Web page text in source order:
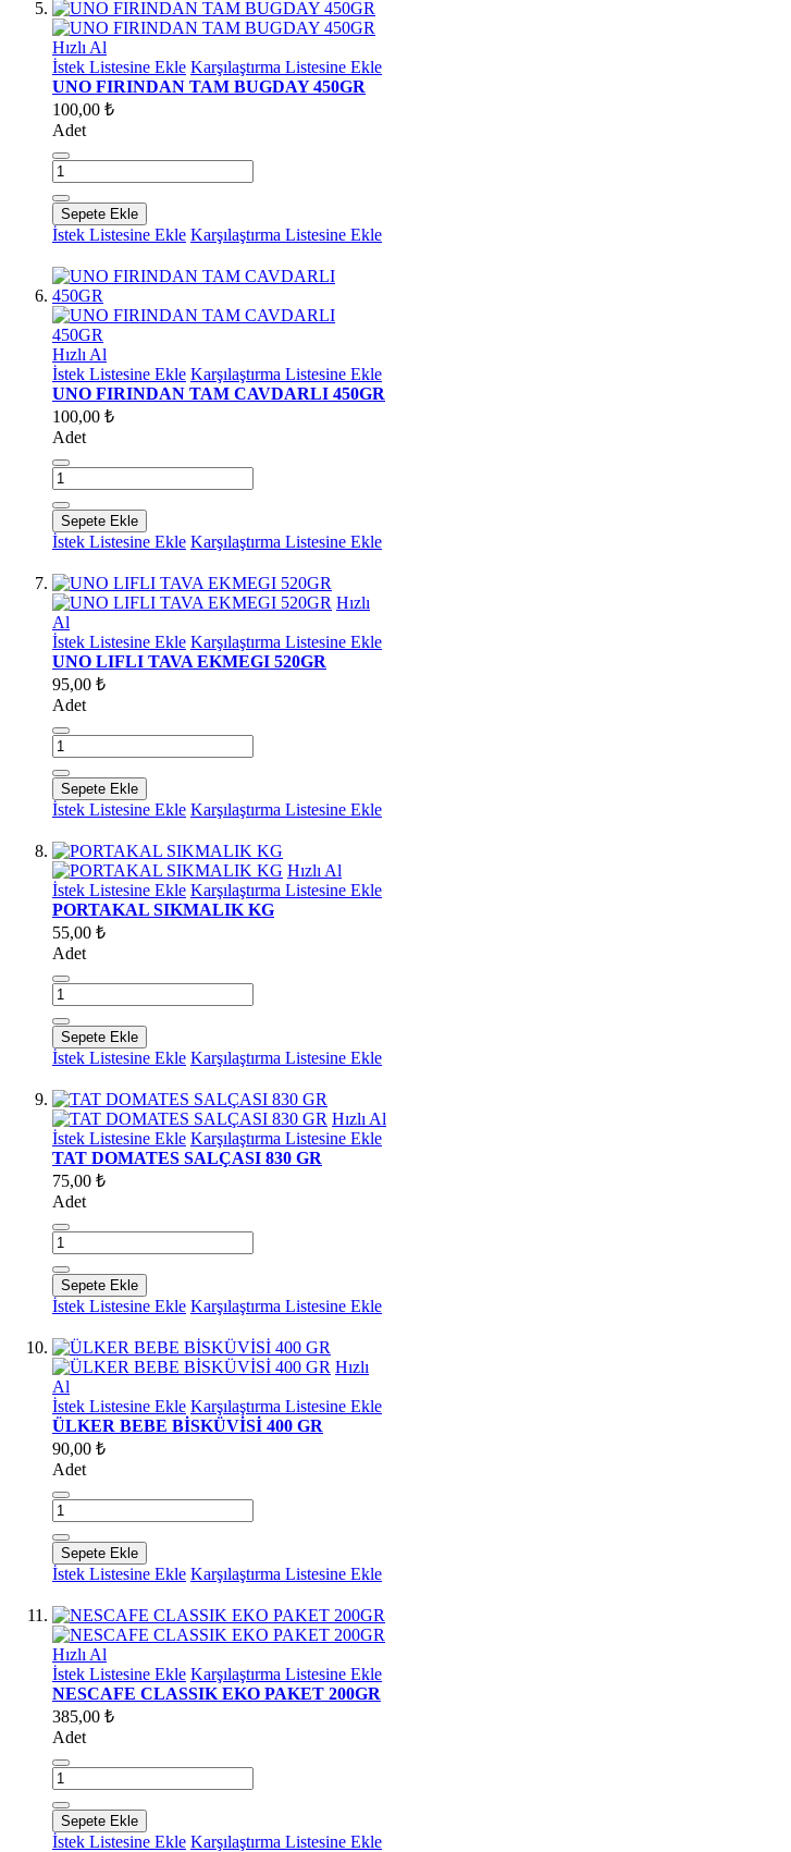
Hızlı Al
İstek Listesine Ekle Karşılaştırma Listesine Ekle
UNO FIRINDAN TAM BUGDAY 450GR
100,00 ₺
Adet
Sepete Ekle
İstek Listesine Ekle Karşılaştırma Listesine Ekle
Hızlı Al
İstek Listesine Ekle Karşılaştırma Listesine Ekle
UNO FIRINDAN TAM CAVDARLI 450GR
100,00 ₺
Adet
Sepete Ekle
İstek Listesine Ekle Karşılaştırma Listesine Ekle
Hızlı
Al
İstek Listesine Ekle Karşılaştırma Listesine Ekle
UNO LIFLI TAVA EKMEGI 520GR
95,00 ₺
Adet
Sepete Ekle
İstek Listesine Ekle Karşılaştırma Listesine Ekle
Hızlı Al
İstek Listesine Ekle Karşılaştırma Listesine Ekle
PORTAKAL SIKMALIK KG
55,00 ₺
Adet
Sepete Ekle
İstek Listesine Ekle Karşılaştırma Listesine Ekle
Hızlı Al
İstek Listesine Ekle Karşılaştırma Listesine Ekle
TAT DOMATES SALÇASI 830 GR
75,00 ₺
Adet
Sepete Ekle
İstek Listesine Ekle Karşılaştırma Listesine Ekle
Hızlı
Al
İstek Listesine Ekle Karşılaştırma Listesine Ekle
ÜLKER BEBE BİSKÜVİSİ 400 GR
90,00 ₺
Adet
Sepete Ekle
İstek Listesine Ekle Karşılaştırma Listesine Ekle
Hızlı Al
İstek Listesine Ekle Karşılaştırma Listesine Ekle
NESCAFE CLASSIK EKO PAKET 200GR
385,00 ₺
Adet
Sepete Ekle
İstek Listesine Ekle Karşılaştırma Listesine Ekle